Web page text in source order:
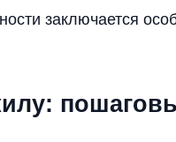
заключается